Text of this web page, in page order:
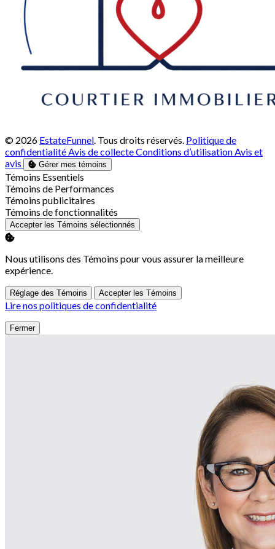
© 2026 EstateFunnel. Tous droits réservés. Politique de
confidentialitéAvis de collecteConditions d’utilisationAvis et
avis
Gérer mes témoins
Activer
Témoins Essentiels
Activer
Témoins de Performances
Activer
Témoins publicitaires
Activer
Témoins de fonctionnalités
Accepter les Témoins sélectionnés
Nous utilisons des Témoins pour vous assurer la meilleure
expérience.
Réglage des Témoins Accepter les Témoins
Lire nos politiques de confidentialité
Fermer